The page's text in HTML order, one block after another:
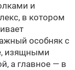
и
в котором
особняк с
изящными
а главное — в